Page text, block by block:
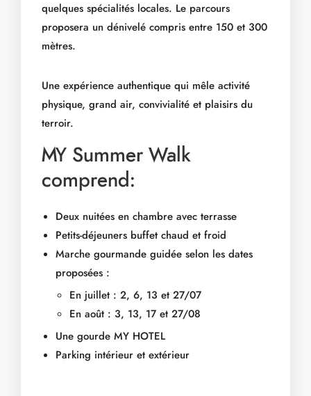
quelques spécialités locales. Le parcours
proposera un dénivelé compris entre 150 et 300
mètres.
Une expérience authentique qui mêle activité
physique, grand air, convivialité et plaisirs du
terroir.
MY Summer Walk
comprend:
Deux nuitées en chambre avec terrasse
Petits-déjeuners buffet chaud et froid
Marche gourmande guidée selon les dates
proposées :
En juillet : 2, 6, 13 et 27/07
En août : 3, 13, 17 et 27/08
Une gourde MY HOTEL
Parking intérieur et extérieur